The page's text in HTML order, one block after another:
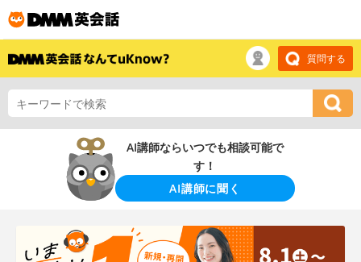
質問する
AI講師ならいつでも相談可能で
す！
AI講師に聞く